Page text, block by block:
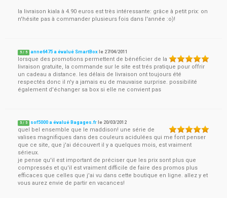
la livraison kiala à 4.90 euros est très intéressante: grâce à petit prix: on
n'hésite pas à commander plusieurs fois dans l'année :o)!
5 / 5 anne6475 a évalué SmartBox le 27/04/2011
lorsque des promotions permettent de bénéficier de la
livraison gratuite, la commande sur le site est trés pratique pour offrir
un cadeau a distance. les délais de livraison ont toujours été
respectés donc il n'y a jamais eu de mauvaise surprise. possibilité
également d'échanger sa box si elle ne convient pas
5 / 5 sof5000 a évalué Bagages.fr le 20/03/2012
quel bel ensemble que le maddison! une série de
valises magnifiques dans des couleurs acidulées qui me font penser
que ce site, que j'ai découvert il y a quelques mois, est vraiment
sérieux.
je pense qu'il est important de préciser que les prix sont plus que
compressés et qu'il est vraiment difficile de faire des promos plus
efficaces que celles que j'ai vu dans cette boutique en ligne. allez y et
vous aurez envie de partir en vacances!